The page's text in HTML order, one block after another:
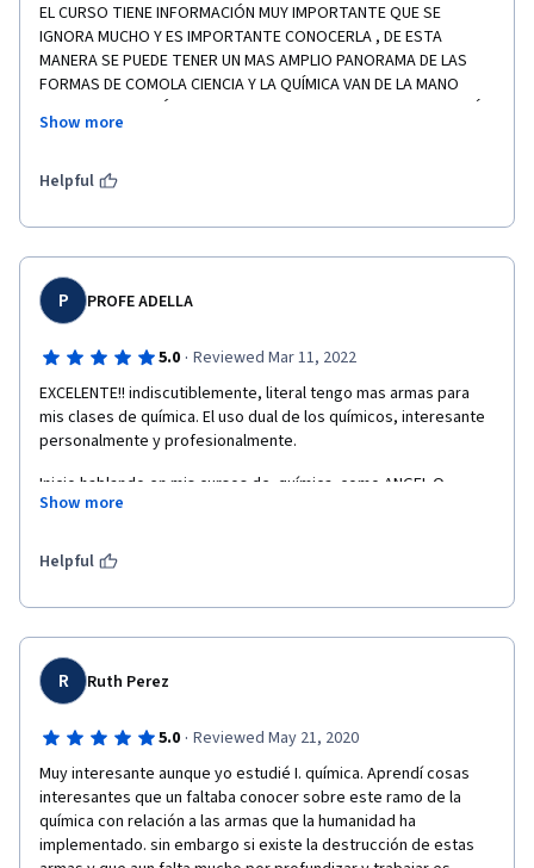
EL CURSO TIENE INFORMACIÓN MUY IMPORTANTE QUE SE
IGNORA MUCHO Y ES IMPORTANTE CONOCERLA , DE ESTA
MANERA SE PUEDE TENER UN MAS AMPLIO PANORAMA DE LAS
FORMAS DE COMOLA CIENCIA Y LA QUÍMICA VAN DE LA MANO
PARA LA SUERACIÓN Y AVANCE SE  LA HUMANIDAD PERO TAMBIÉN
PUEDE USARSE PARA SU ANIQUILACIÓN O MARGINACIÓN
Show more
Helpful
P PROFE ADELLA
5.0 · Reviewed Mar 11, 2022
EXCELENTE!! indiscutiblemente, literal tengo mas armas para
mis clases de química. El uso dual de los químicos, interesante
personalmente y profesionalmente.
Inicio hablando en mis cursos de  química  como ANGEL O
DEMONIO , así que estuve atenta e impresionada de la
empática . GRACIAS!!!
Show more
Helpful
R Ruth Perez
5.0 · Reviewed May 21, 2020
Muy interesante aunque yo estudié I. química. Aprendí cosas
interesantes que un faltaba conocer sobre este ramo de la
química con relación a las armas que la humanidad ha
implementado. sin embargo si existe la destrucción de estas